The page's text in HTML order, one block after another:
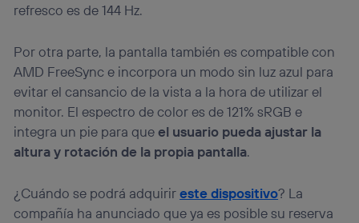
refresco es de 144 Hz.
Por otra parte, la pantalla también es compatible con
AMD FreeSync e incorpora un modo sin luz azul para
evitar el cansancio de la vista a la hora de utilizar el
monitor. El espectro de color es de 121% sRGB e
integra un pie para queel usuario pueda ajustar la
altura y rotación de la propia pantalla.
¿Cuándo se podrá adquirireste dispositivo? La
compañía ha anunciado que ya es posible su reserva